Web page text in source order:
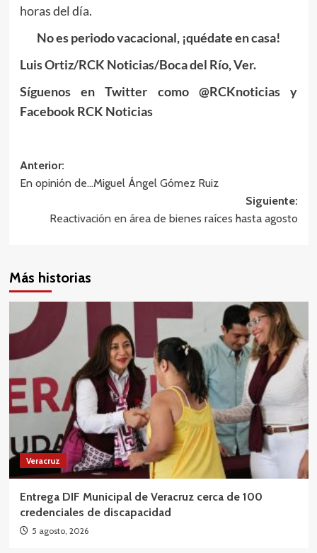
horas del día.
No es periodo vacacional, ¡quédate en casa!
Luis Ortiz/RCK Noticias/Boca del Río, Ver.
Síguenos en Twitter como @RCKnoticias y
Facebook RCK Noticias
Navegación
de
entradas
Anterior:
En opinión de…Miguel Ángel Gómez Ruiz
Siguiente:
Reactivación en área de bienes raíces hasta agosto
Más historias
Veracruz
Entrega DIF Municipal de Veracruz cerca de 100
credenciales de discapacidad
5 agosto, 2026